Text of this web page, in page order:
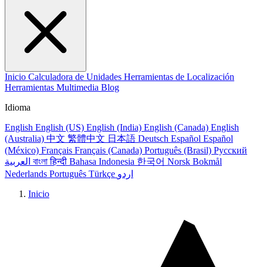
Inicio Calculadora de Unidades Herramientas de Localización
Herramientas Multimedia Blog
Idioma
English English (US) English (India) English (Canada) English
(Australia) 中文 繁體中文 日本語 Deutsch Español Español
(México) Français Français (Canada) Português (Brasil) Русский
বাংলাहिन्दी Bahasa Indonesia 한국어 Norsk Bokmål
Nederlands Português Türkçe اردو
Inicio